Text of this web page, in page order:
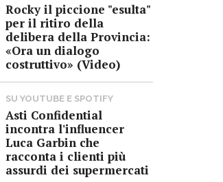
Rocky il piccione "esulta"
per il ritiro della
delibera della Provincia:
«Ora un dialogo
costruttivo» (Video)
SU YOUTUBE E SPOTIFY
Asti Confidential
incontra l'influencer
Luca Garbin che
racconta i clienti più
assurdi dei supermercati